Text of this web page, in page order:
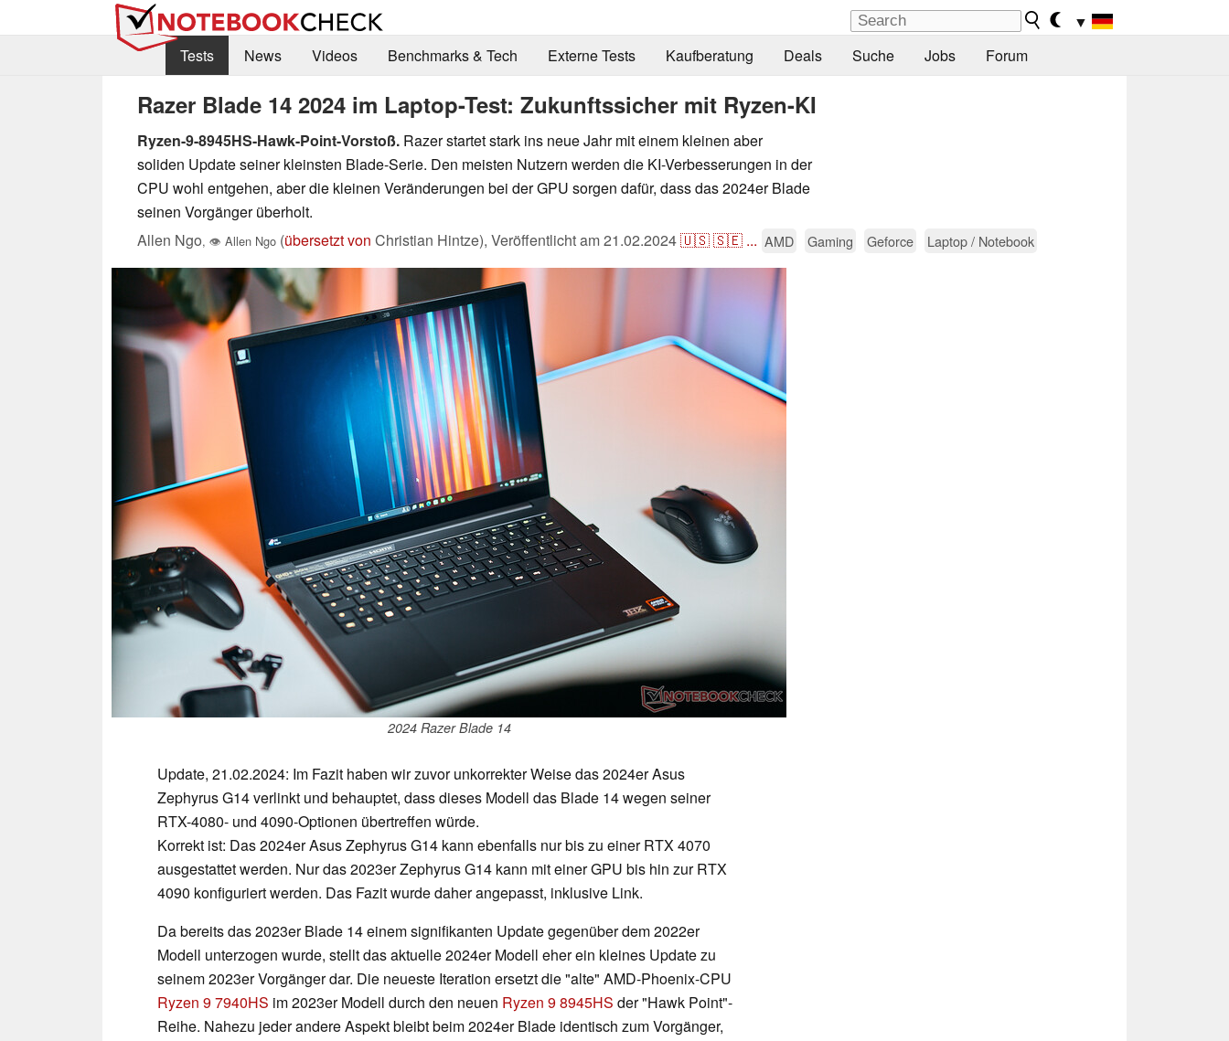
▼
Tests
News Videos Benchmarks & Tech Externe Tests Kaufberatung Deals Suche Jobs Forum
Razer Blade 14 2024 im Laptop-Test: Zukunftssicher mit Ryzen-KI
Ryzen-9-8945HS-Hawk-Point-Vorstoß. Razer startet stark ins neue Jahr mit einem kleinen aber
soliden Update seiner kleinsten Blade-Serie. Den meisten Nutzern werden die KI-Verbesserungen in der
CPU wohl entgehen, aber die kleinen Veränderungen bei der GPU sorgen dafür, dass das 2024er Blade
seinen Vorgänger überholt.
Allen Ngo, 👁 Allen Ngo (übersetzt von Christian Hintze), Veröffentlicht am21.02.2024🇺🇸🇸🇪 ... AMD Gaming Geforce Laptop / Notebook
2024 Razer Blade 14
Update, 21.02.2024: Im Fazit haben wir zuvor unkorrekter Weise das 2024er Asus
Zephyrus G14 verlinkt und behauptet, dass dieses Modell das Blade 14 wegen seiner
RTX-4080- und 4090-Optionen übertreffen würde.
Korrekt ist: Das 2024er Asus Zephyrus G14 kann ebenfalls nur bis zu einer RTX 4070
ausgestattet werden. Nur das 2023er Zephyrus G14 kann mit einer GPU bis hin zur RTX
4090 konfiguriert werden. Das Fazit wurde daher angepasst, inklusive Link.
Da bereits das 2023er Blade 14 einem signifikanten Update gegenüber dem 2022er
Modell unterzogen wurde, stellt das aktuelle 2024er Modell eher ein kleines Update zu
seinem 2023er Vorgänger dar. Die neueste Iteration ersetzt die "alte" AMD-Phoenix-CPU
Ryzen 9 7940HS im 2023er Modell durch den neuen Ryzen 9 8945HS der "Hawk Point"-
Reihe. Nahezu jeder andere Aspekt bleibt beim 2024er Blade identisch zum Vorgänger,